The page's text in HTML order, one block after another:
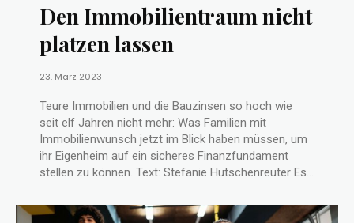
Den Immobilientraum nicht
platzen lassen
23. März 2023
Teure Immobilien und die Bauzinsen so hoch wie
seit elf Jahren nicht mehr: Was Familien mit
Immobilienwunsch jetzt im Blick haben müssen, um
ihr Eigenheim auf ein sicheres Finanzfundament
stellen zu können. Text: Stefanie Hutschenreuter Es...